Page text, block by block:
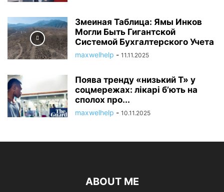
Змеиная Таблица: Ямы Инков
Могли Быть Гигантской
Системой Бухгалтерского Учета
maxwelhelp - 11.11.2025
Поява тренду «низький Т» у
соцмережах: лікарі б’ють на
сполох про...
maxwelhelp - 10.11.2025
ABOUT ME